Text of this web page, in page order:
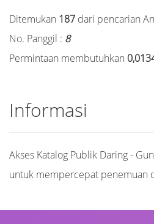
Ditemukan 187 dari pencarian
No. Panggil : 8
Permintaan membutuhkan
Informasi
Akses Katalog Publik Daring -
untuk mempercepat penemuan